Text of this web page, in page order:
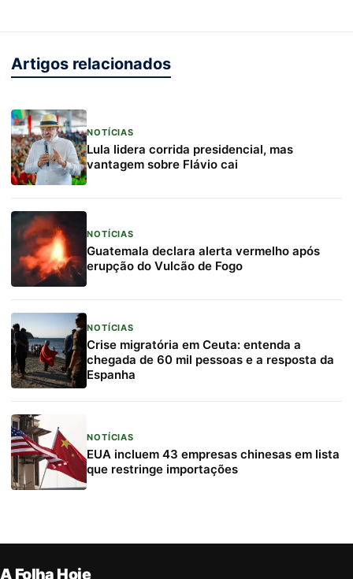
Artigos relacionados
NOTÍCIAS
Lula lidera corrida presidencial, mas
vantagem sobre Flávio cai
NOTÍCIAS
Guatemala declara alerta vermelho após
erupção do Vulcão de Fogo
NOTÍCIAS
Crise migratória em Ceuta: entenda a
chegada de 60 mil pessoas e a resposta da
Espanha
NOTÍCIAS
EUA incluem 43 empresas chinesas em lista
que restringe importações
A Folha Hoje